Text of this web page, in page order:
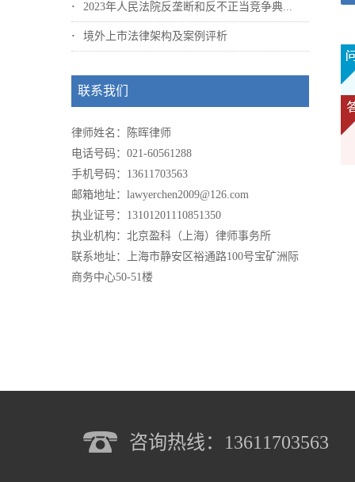
2023年人民法院反垄断和反不正当竞争典...
境外上市法律架构及案例评析
联系我们
律师姓名：陈晖律师
电话号码：021-60561288
手机号码：13611703563
邮箱地址：lawyerchen2009@126.com
执业证号：13101201110851350
执业机构：北京盈科（上海）律师事务所
联系地址：上海市静安区裕通路100号宝矿洲际
商务中心50-51楼
咨询热线：13611703563